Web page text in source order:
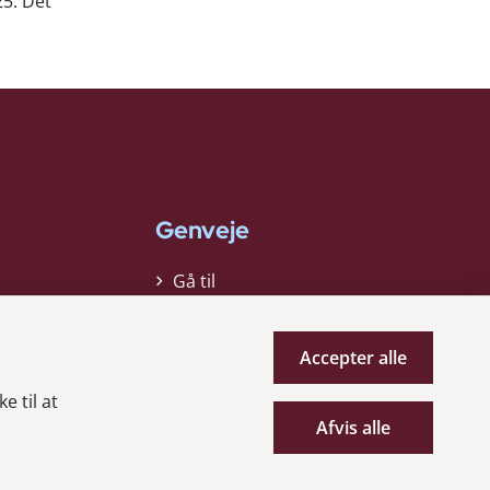
Genveje
Gå til
til at
Accepter alle
Afvis alle